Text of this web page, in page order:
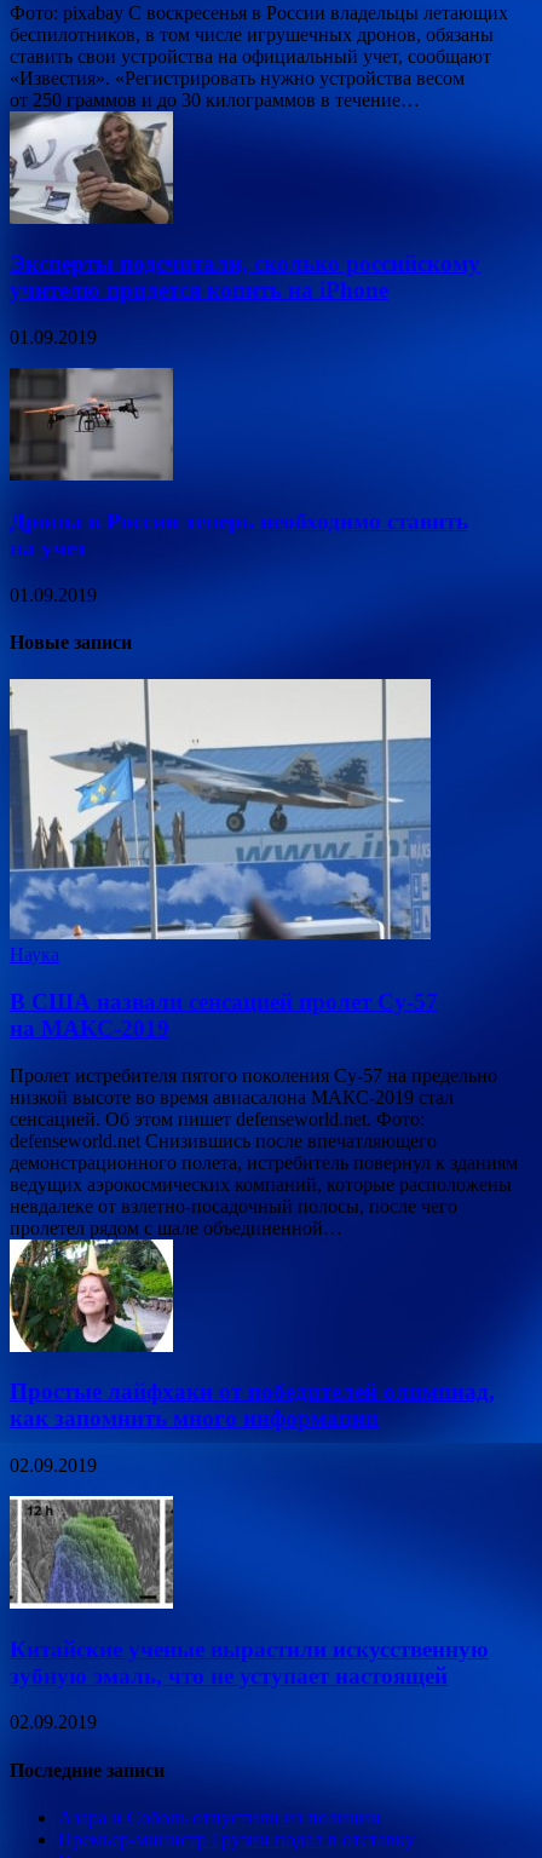
Фото: pixabay С воскресенья в России владельцы летающих
беспилотников, в том числе игрушечных дронов, обязаны
ставить свои устройства на официальный учет, сообщают
«Известия». «Регистрировать нужно устройства весом
от 250 граммов и до 30 килограммов в течение…
Эксперты подсчитали, сколько российскому
учителю придется копить на iPhone
01.09.2019
Дроны в России теперь необходимо ставить
на учет
01.09.2019
Новые записи
Наука
В США назвали сенсацией пролет Су-57
на МАКС-2019
Пролет истребителя пятого поколения Су-57 на предельно
низкой высоте во время авиасалона МАКС-2019 стал
сенсацией. Об этом пишет defenseworld.net. Фото:
defenseworld.net Снизившись после впечатляющего
демонстрационного полета, истребитель повернул к зданиям
ведущих аэрокосмических компаний, которые расположены
невдалеке от взлетно-посадочный полосы, после чего
пролетел рядом с шале объединенной…
Простые лайфхаки от победителей олимпиад,
как запомнить много информации
02.09.2019
Китайские ученые вырастили искусственную
зубную эмаль, что не уступает настоящей
02.09.2019
Последние записи
Азара и Соболь отпустили из полиции
Премьер-министр Грузии подал в отставку